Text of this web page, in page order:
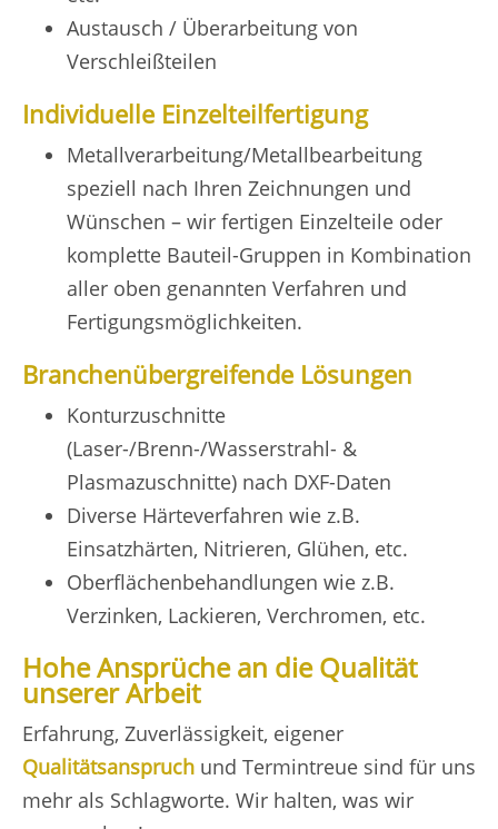
Austausch / Überarbeitung von
Verschleißteilen
Individuelle Einzelteilfertigung
Metallverarbeitung/Metallbearbeitung
speziell nach Ihren Zeichnungen und
Wünschen – wir fertigen Einzelteile oder
komplette Bauteil-Gruppen in Kombination
aller oben genannten Verfahren und
Fertigungsmöglichkeiten.
Branchenübergreifende Lösungen
Konturzuschnitte
(Laser-/Brenn-/Wasserstrahl- &
Plasmazuschnitte) nach DXF-Daten
Diverse Härteverfahren wie z.B.
Einsatzhärten, Nitrieren, Glühen, etc.
Oberflächenbehandlungen wie z.B.
Verzinken, Lackieren, Verchromen, etc.
Hohe Ansprüche an die Qualität
unserer Arbeit
Erfahrung, Zuverlässigkeit, eigener
Qualitätsanspruch und Termintreue sind für uns
mehr als Schlagworte. Wir halten, was wir